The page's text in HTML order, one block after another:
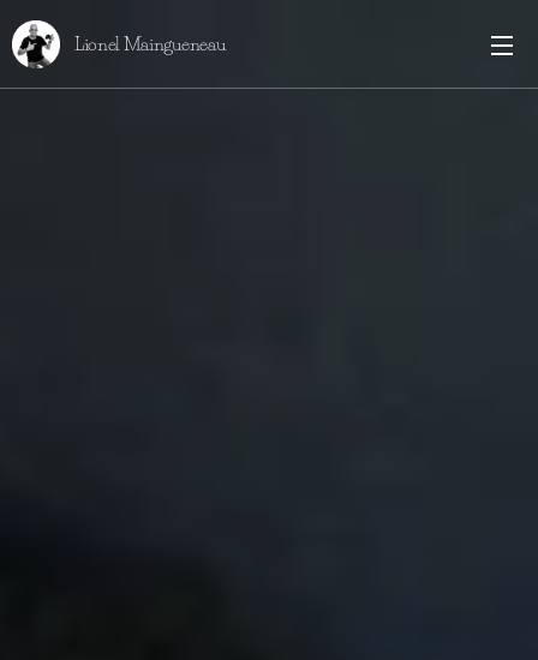
Lionel Maingueneau